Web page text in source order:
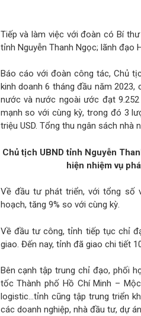
Tiếp và làm việc với đoàn có Bí
tỉnh Nguyễn Thanh Ngọc; lãnh đạo
Báo cáo với đoàn công tác, Chủ
kinh doanh 6 tháng đầu năm
nước và nước ngoài ước đạt
mạnh so với cùng kỳ, trong đó 3
triệu USD. Tổng thu ngân sách
Chủ tịch UBND tỉnh Nguyễn
hiện nhiệm vụ
Về đầu tư phát triển, với tổng số
hoạch, tăng 9% so với cùng kỳ.
Về đầu tư công, tỉnh tiếp tục chỉ
giao. Đến nay, tỉnh đã giao chi tiết
Bên cạnh tập trung chỉ đạo, phối
tốc Thành phố Hồ Chí Minh –
logistic…tỉnh cũng tập trung triển
các doanh nghiệp, nhà đầu tư, dự